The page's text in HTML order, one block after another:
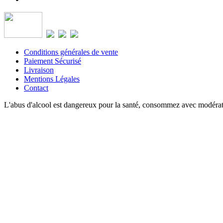
Conditions générales de vente
Paiement Sécurisé
Livraison
Mentions Légales
Contact
L'abus d'alcool est dangereux pour la santé, consommez avec